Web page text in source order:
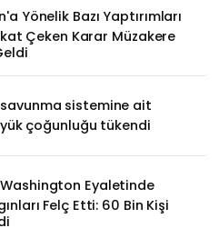
Yönelik Bazı Yaptırımları
Çeken Karar Müzakere
savunma sistemine ait
çoğunluğu tükendi
Washington Eyaletinde
Felç Etti: 60 Bin Kişi